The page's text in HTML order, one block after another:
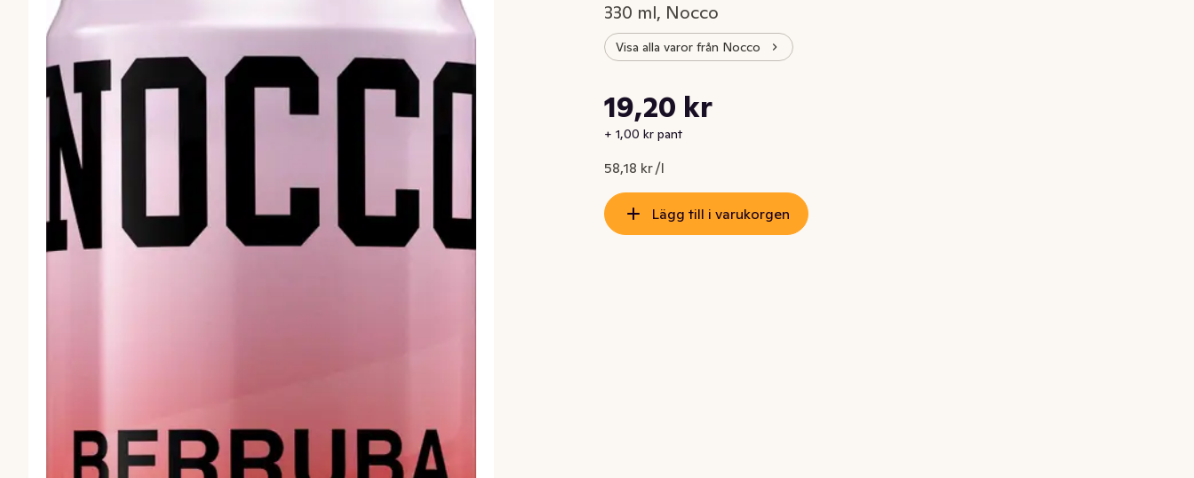
330 ml, Nocco
Visa alla varor från Nocco
Nuvarande pris är: 19,20 kr
19,20 kr
+ 1,00 kr pant
58,18 kr /l
Styckpris: 58,18 kr /l
Lägg till i varukorgen